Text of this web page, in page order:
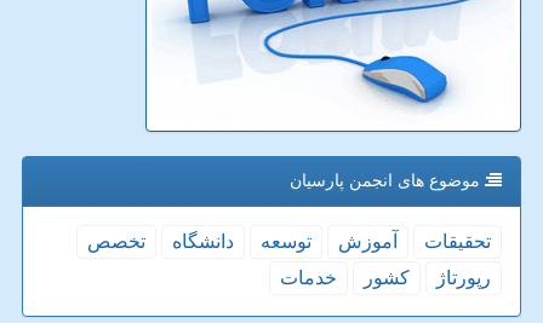
موضوع های انجمن پارسیان
تحقیقات آموزش توسعه دانشگاه
تخصص
رپورتاژ
كشور خدمات